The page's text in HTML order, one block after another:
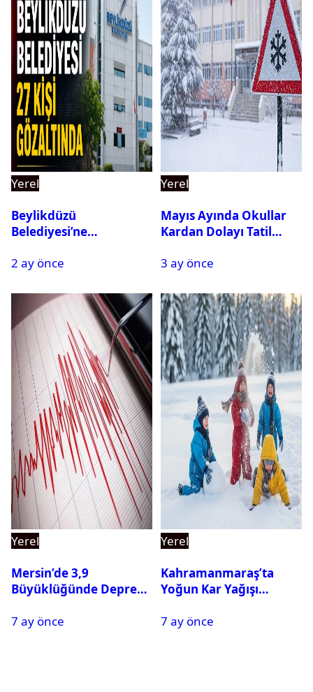
Yerel
Beylikdüzü
Belediyesi’ne
Gözaltına Alındı
2 ay önce
Yerel
Mayıs Ayında Okullar
Kardan Dolayı Tatil
3 ay önce
Yerel
Mersin’de 3,9
Büyüklüğünde Deprem
7 ay önce
Yerel
Kahramanmaraş’ta
Yoğun Kar Yağışı
Tatil
7 ay önce